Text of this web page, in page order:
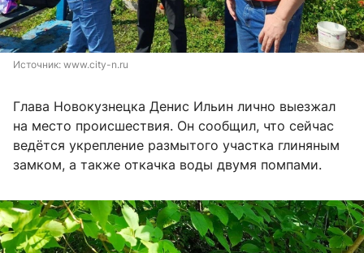
Источник: www.city-n.ru
Глава Новокузнецка Денис Ильин лично выезжал
на место происшествия. Он сообщил, что сейчас
ведётся укрепление размытого участка глиняным
замком, а также откачка воды двумя помпами.